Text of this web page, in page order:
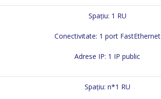
Spațiu: 1 RU
Conectivitate: 1 port FastEthernet
Adrese IP: 1 IP public
Spațiu: n*1 RU